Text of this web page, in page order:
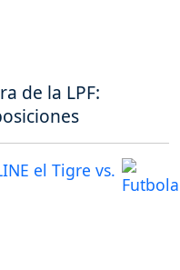
de la LPF: